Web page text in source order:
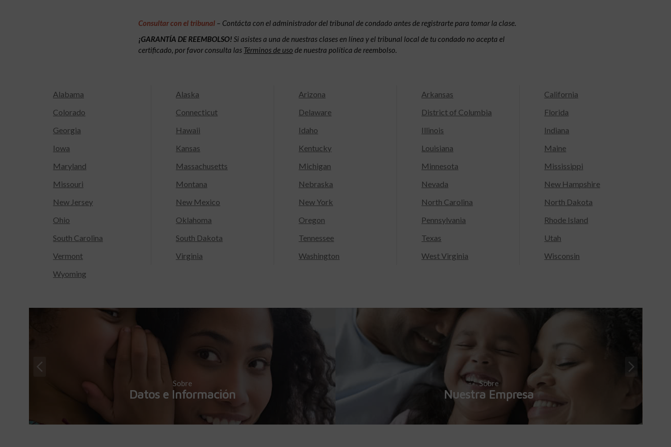
Consultar con el tribunal – Contácta con el administrador del tribunal de condado antes de registrarte para tomar la clase.
¡GARANTÍA DE REEMBOLSO! Si asistes a una de nuestras clases en línea y el tribunal local de tu condado no acepta el
certificado, por favor consulta las Términos de uso de nuestra política de reembolso.
Alabama Alaska Arizona Arkansas
California
Colorado
Connecticut Delaware District of Columbia
Florida
Georgia
Hawaii Idaho Illinois
Indiana
Iowa
Kansas Kentucky Louisiana
Maine
Maryland
Massachusetts Michigan Minnesota
Mississippi
Missouri
Montana Nebraska Nevada
New Hampshire
New Jersey
New Mexico New York North Carolina
North Dakota
Ohio
Oklahoma Oregon Pennsylvania
Rhode Island
South Carolina
South Dakota Tennessee Texas
Utah
Vermont
Virginia Washington West Virginia
Wisconsin
Wyoming
Sobre
Datos e Información
Sobre
Nuestra Empresa